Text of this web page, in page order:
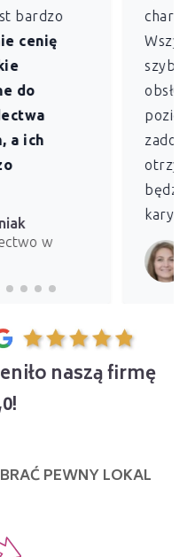
bardzo
cenię
do
a ich
w
kary
naszą firmę
PEWNY LOKAL